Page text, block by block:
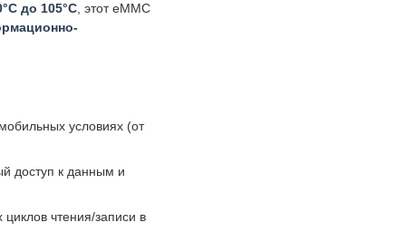
до 105°C , этот eMMC
условиях (от
доступ к данным и
чтения/записи в